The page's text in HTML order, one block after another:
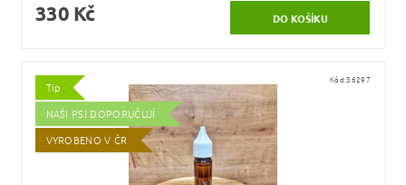
330 Kč
Tip
NAŠI PSI DOPORUČUJÍ
VYROBENO V ČR
Kód:36297